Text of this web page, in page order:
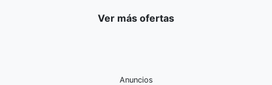
Ver más ofertas
Anuncios